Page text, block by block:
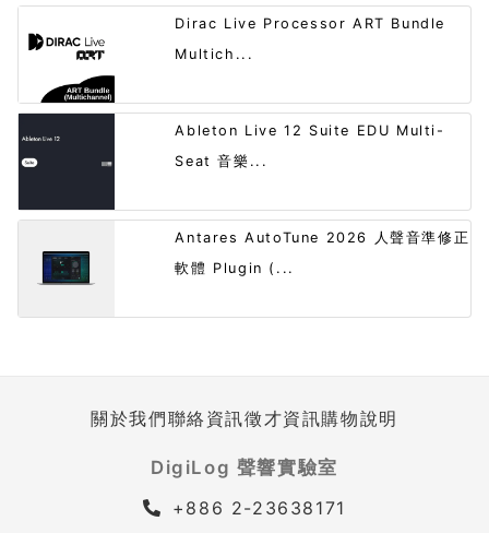
Dirac Live Processor ART Bundle
Multich...
Ableton Live 12 Suite EDU Multi-
Seat 音樂...
Antares AutoTune 2026 人聲音準修正
軟體 Plugin (...
關於我們聯絡資訊徵才資訊購物說明
DigiLog 聲響實驗室
+886 2-23638171